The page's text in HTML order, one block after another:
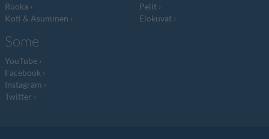
Ruoka
Koti & Asuminen
Pelit
Elokuvat
Some
YouTube
Facebook
Instagram
Twitter